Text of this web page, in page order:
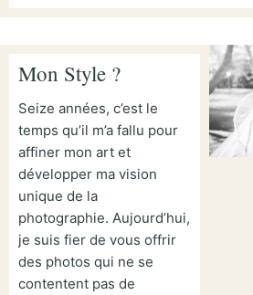
Mon Style ?
Seize années, c’est le
temps qu’il m’a fallu pour
affiner mon art et
développer ma vision
unique de la
photographie. Aujourd’hui,
je suis fier de vous offrir
des photos qui ne se
contentent pas de